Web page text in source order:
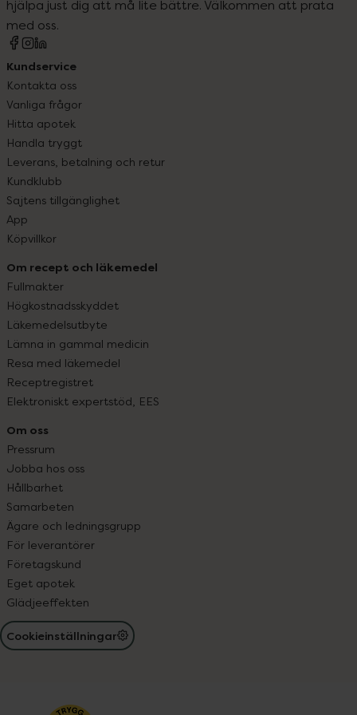
hjälpa just dig att må lite bättre. Välkommen att prata
med oss.
Kundservice
Kontakta oss
Vanliga frågor
Hitta apotek
Handla tryggt
Leverans, betalning och retur
Kundklubb
Sajtens tillgänglighet
App
Köpvillkor
Om recept och läkemedel
Fullmakter
Högkostnadsskyddet
Läkemedelsutbyte
Lämna in gammal medicin
Resa med läkemedel
Receptregistret
Elektroniskt expertstöd, EES
Om oss
Pressrum
Jobba hos oss
Hållbarhet
Samarbeten
Ägare och ledningsgrupp
För leverantörer
Företagskund
Eget apotek
Glädjeeffekten
Cookieinställningar